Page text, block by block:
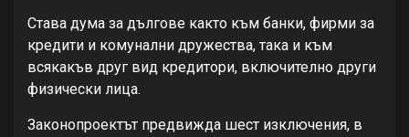
Става дума за дългове както към банки, фирми за
кредити и комунални дружества, така и към
всякакъв друг вид кредитори, включително други
физически лица.
Законопроектът предвижда шест изключения, в